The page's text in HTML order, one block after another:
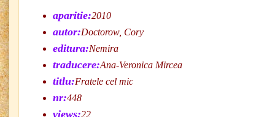
aparitie:2010
autor:Doctorow, Cory
editura:Nemira
traducere:Ana-Veronica Mircea
titlu:Fratele cel mic
nr:448
views:22